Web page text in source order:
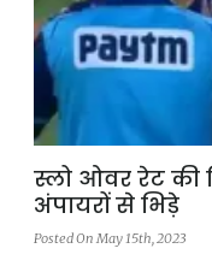
स्लो ओवर रेट की
अंपायरों से भिड़े
Posted On May 15th, 2023